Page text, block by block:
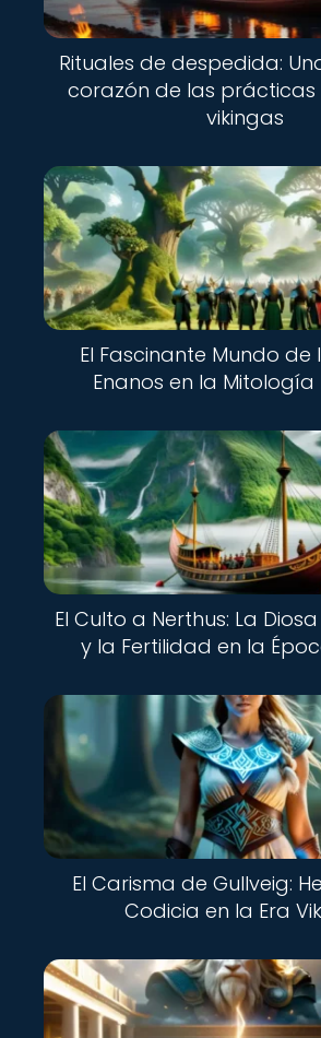
Rituales de despedida:
corazón de las prácticas
vikingas
El Fascinante Mundo de
Enanos en la Mitología
El Culto a Nerthus: La
y la Fertilidad en la
El Carisma de Gullveig:
Codicia en la Era